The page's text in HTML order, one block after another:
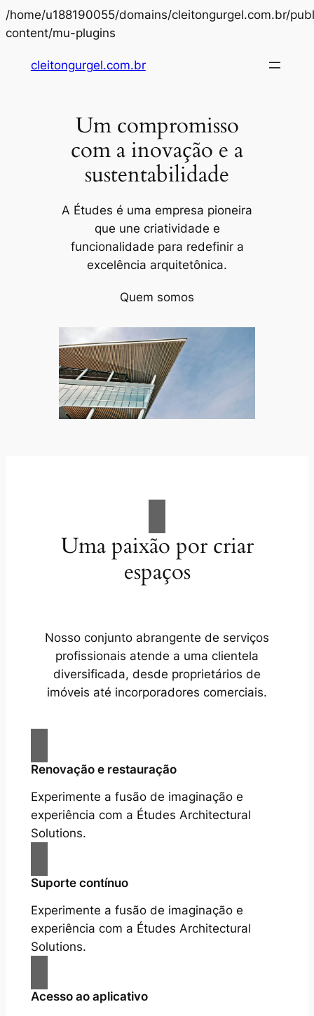
/home/u188190055/domains/cleitongurgel.com.br/
content/mu-plugins
o
cleitongurgel.com.br
Um compromisso
com a inovação e a
sustentabilidade
A Études é uma empresa pioneira
que une criatividade e
funcionalidade para redefinir a
excelência arquitetônica.
Quem somos
Uma paixão por criar
espaços
Nosso conjunto abrangente de serviços
profissionais atende a uma clientela
diversificada, desde proprietários de
imóveis até incorporadores comerciais.
Renovação e restauração
Experimente a fusão de imaginação e
experiência com a Études Architectural
Solutions.
Suporte contínuo
Experimente a fusão de imaginação e
experiência com a Études Architectural
Solutions.
Acesso ao aplicativo